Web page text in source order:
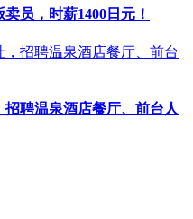
员，时薪1400日元！
聘温泉酒店餐厅、前台人